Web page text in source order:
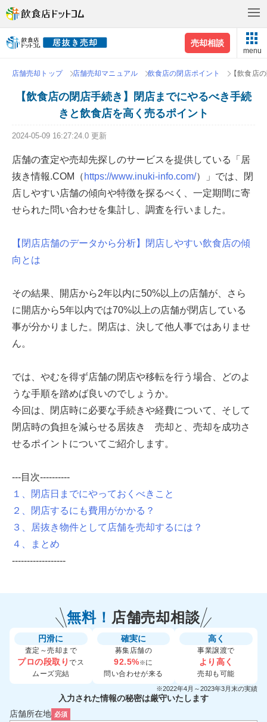
売却相談
menu
店舗売却トップ 店舗売却マニュアル 飲食店の閉店ポイント 【飲食店
【飲食店の閉店手続き】閉店までにやるべき手続
きと飲食店を高く売るポイント
2024-05-09 16:27:24.0 更新
店舗の査定や売却先探しのサービスを提供している「居
抜き情報.COM（ https://www.inuki-info.com/）」では、閉
店しやすい店舗の傾向や特徴を探るべく、一定期間に寄
せられた問い合わせを集計し、調査を行いました。
【閉店店舗のデータから分析】閉店しやすい飲食店の傾
向とは
その結果、開店から2年以内に50%以上の店舗が、さら
に開店から5年以内では70%以上の店舗が閉店している
事が分かりました。閉店は、決して他人事ではありませ
ん。
では、やむを得ず店舗の閉店や移転を行う場合、どのよ
うな手順を踏めば良いのでしょうか。
今回は、閉店時に必要な手続きや経費について、そして
閉店時の負担を減らせる居抜き 売却と、売却を成功さ
せるポイントについてご紹介します。
---目次----------
１、閉店日までにやっておくべきこと
２、閉店するにも費用がかかる？
３、居抜き物件として店舗を売却するには？
４、まとめ
------------------
無料！ 店舗売却相談
円滑に
査定～売却まで
プロの段取りでス
ムーズ完結
確実に
募集店舗の
92.5%※に
問い合わせが来る
高く
事業譲渡で
より高く
売却も可能
※2022年4月～2023年3月末の実績
入力された情報の秘密は厳守いたします
店舗所在地 必須